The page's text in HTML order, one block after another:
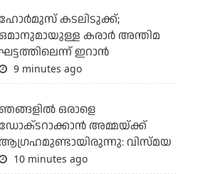
ഹോര്‍മുസ് കടലിടുക്ക്;
ഒമാനുമായുള്ള കരാര്‍ അന്തിമ
ഘട്ടത്തിലെന്ന് ഇറാന്‍
9 minutes ago
ഞങ്ങളിൽ ഒരാളെ
ഡോക്‌ടറാക്കാൻ അമ്മയ്ക്ക്
ആഗ്രഹമുണ്ടായിരുന്നു: വിസ്മയ
10 minutes ago